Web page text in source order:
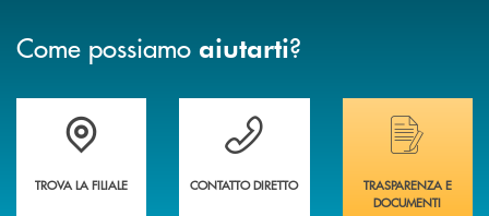
Come possiamo aiutarti?
Trova la filiale più vicina a te&nbsp;
TROVA LA FILIALE
Hai bisogno di assistenza immediata?
CONTATTO DIRETTO
Hai bisogno di
TRASPARENZA E
DOCUMENTI